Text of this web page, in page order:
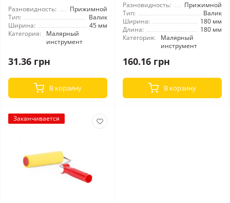
Разновидность:
Прижимной
Тип:
Валик
Ширина:
45 мм
Категория:
Малярный
инструмент
31.36 грн
В корзину
Разновидность:
Прижимной
Тип:
Валик
Ширина:
180 мм
Длина:
180 мм
Категория:
Малярный
инструмент
160.16 грн
В корзину
Заканчивается